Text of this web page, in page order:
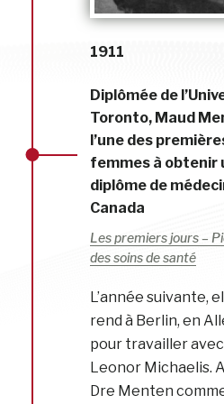
1911
Diplômée de
Toronto, Maud
l’une des
femmes à obtenir
diplôme de
Canada
Les premiers jours –
des soins de santé
L’année suivante,
rend à Berlin, en
pour travailler
Leonor Michaelis.
Dre Menten